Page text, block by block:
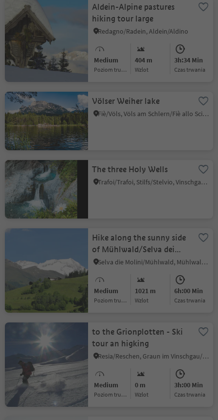
Aldein-Alpine pastures
hiking tour large
Redagno/Radein, Aldein/Aldino
Medium
Poziom trudności
404 m
Wzlot
3h:34 Min
czas trwania
Völser Weiher lake
Fiè/Völs, Völs am Schlern/Fiè allo Sciliar, Dolomites Region Seiser Alm
The three Holy Wells
Trafoi/Trafoi, Stilfs/Stelvio, Vinschgau/Val Venosta
Hike along the sunny side
of Mühlwald/Selva dei
Molini
Selva die Molini/Mühlwald, Mühlwald/Selva dei Molini, Ahrntal/Valle Aurina
Medium
Poziom trudności
1021 m
Wzlot
6h:00 Min
czas trwania
to the Grionplotten - Ski
tour an higking
Resia/Reschen, Graun im Vinschgau/Curon Venosta, Vinschgau/Val Venosta
Medium
Poziom trudności
0 m
Wzlot
3h:00 Min
czas trwania